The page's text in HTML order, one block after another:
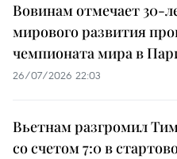
Вовинам отмечает 30-
мирового развития
чемпионата мира в
26/07/2026 22:03
Вьетнам разгромил
со счетом 7:0 в